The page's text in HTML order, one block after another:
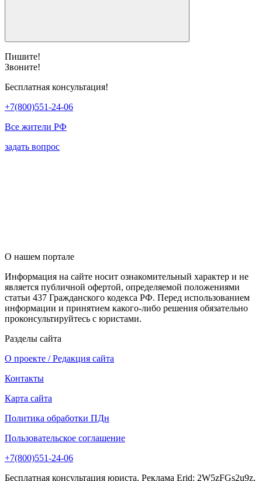
Пишите!
Звоните!
Бесплатная консультация!
+7(800)551-24-06
Все жители РФ
задать вопрос
О нашем портале
Информация на сайте носит ознакомительный характер и не
является публичной офертой, определяемой положениями
статьи 437 Гражданского кодекса РФ. Перед использованием
информации и принятием какого-либо решения обязательно
проконсультируйтесь с юристами.
Разделы сайта
О проекте / Редакция сайта
Контакты
Карта сайта
Политика обработки ПДн
Пользовательское соглашение
+7(800)551-24-06
Бесплатная консультация юриста. Реклама Erid: 2W5zFGs2u9z,